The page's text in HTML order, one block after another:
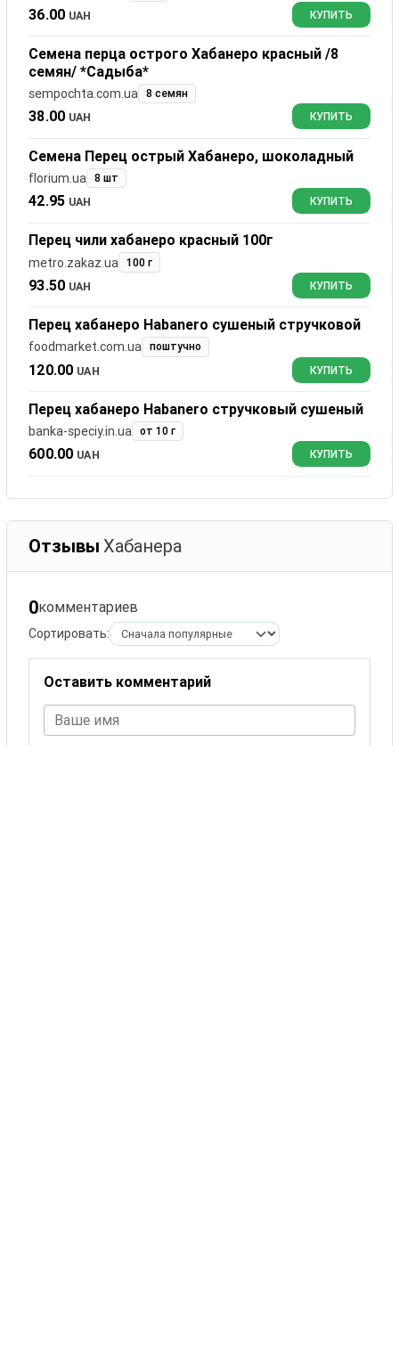
36.00 UAH КУПИТЬ
Семена перца острого Хабанеро красный /8
семян/ *Садыба*
sempochta.com.ua 8 семян
38.00 UAH КУПИТЬ
Семена Перец острый Хабанеро, шоколадный
florium.ua 8 шт
42.95 UAH КУПИТЬ
Перец чили хабанеро красный 100г
metro.zakaz.ua 100 г
93.50 UAH КУПИТЬ
Перец хабанеро Habanero сушеный стручковой
foodmarket.com.ua поштучно
120.00 UAH КУПИТЬ
Перец хабанеро Habanero стручковый сушеный
banka-speciy.in.ua от 10 г
600.00 UAH КУПИТЬ
Отзывы Хабанера
0комментариев
Сортировать:
Оставить комментарий
Ваше имя